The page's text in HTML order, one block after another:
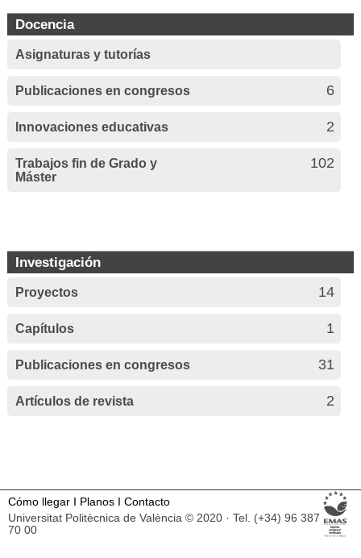
Docencia
Asignaturas y tutorías
Publicaciones en congresos 6
Innovaciones educativas 2
Trabajos fin de Grado y
Máster
102
Investigación
Proyectos 14
Capítulos 1
Publicaciones en congresos 31
Artículos de revista 2
Cómo llegar Planos
Contacto
Universitat Politècnica de València © 2020 · Tel. (+34) 96 387
70 00